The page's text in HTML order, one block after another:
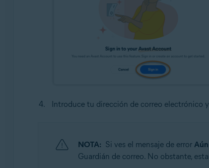
Introduce tu dirección de correo electrónico
NOTA: Si ves el mensaje de error
Guardián de correo. No obstante,